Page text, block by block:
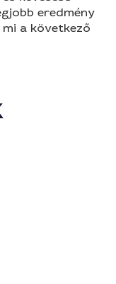
eredmény
a következő